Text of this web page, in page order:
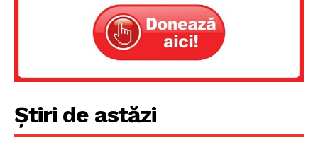
Despre noi / Echipa
Proiecte editoriale
Știri de astăzi